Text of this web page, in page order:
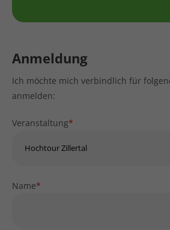
Anmeldung
Ich möchte mich verbindlich für
anmelden:
Veranstaltung*
Name*